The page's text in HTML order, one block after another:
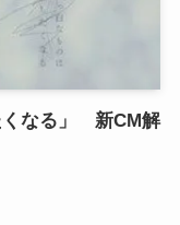
くなる」 新CM解